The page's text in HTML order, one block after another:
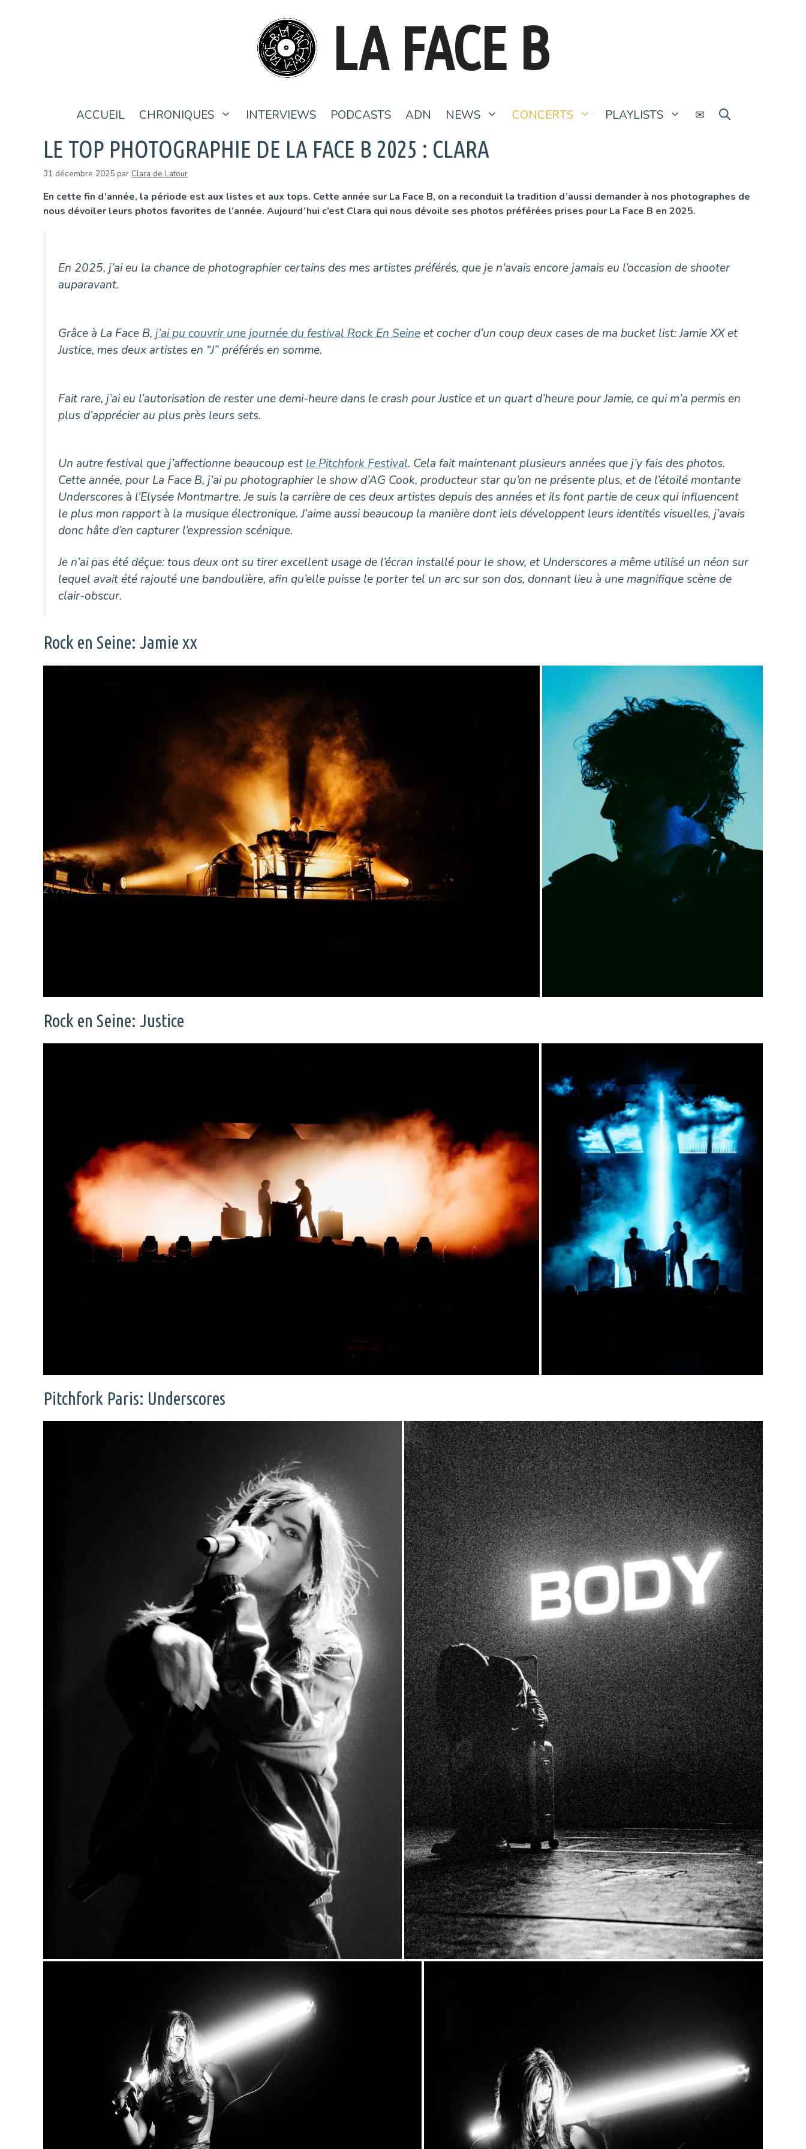
LA FACE B
ACCUEIL CHRONIQUES INTERVIEWS PODCASTS ADN NEWS CONCERTS PLAYLISTS ✉
LE TOP PHOTOGRAPHIE DE LA FACE B 2025 : CLARA
31 décembre 2025 par Clara de Latour
En cette fin d’année, la période est aux listes et aux tops. Cette année sur La Face B, on a reconduit la tradition d’aussi demander à nos photographes de
nous dévoiler leurs photos favorites de l’année. Aujourd’hui c’est Clara qui nous dévoile ses photos préférées prises pour La Face B en 2025.
En 2025, j’ai eu la chance de photographier certains des mes artistes préférés, que je n’avais encore jamais eu l’occasion de shooter
auparavant.
Grâce à La Face B, j’ai pu couvrir une journée du festival Rock En Seineet cocher d’un coup deux cases de ma bucket list: Jamie XX et
Justice, mes deux artistes en “J” préférés en somme.
Fait rare, j’ai eu l’autorisation de rester une demi-heure dans le crash pour Justice et un quart d’heure pour Jamie, ce qui m’a permis en
plus d’apprécier au plus près leurs sets.
Un autre festival que j’affectionne beaucoup estle Pitchfork Festival. Cela fait maintenant plusieurs années que j’y fais des photos.
Cette année, pour La Face B, j’ai pu photographier le show d’AG Cook, producteur star qu’on ne présente plus, et de l’étoilé montante
Underscores à l’Elysée Montmartre. Je suis la carrière de ces deux artistes depuis des années et ils font partie de ceux qui influencent
le plus mon rapport à la musique électronique. J’aime aussi beaucoup la manière dont iels développent leurs identités visuelles, j’avais
donc hâte d’en capturer l’expression scénique.
Je n’ai pas été déçue: tous deux ont su tirer excellent usage de l’écran installé pour le show, et Underscores a même utilisé un néon sur
lequel avait été rajouté une bandoulière, afin qu’elle puisse le porter tel un arc sur son dos, donnant lieu à une magnifique scène de
clair-obscur.
Rock en Seine: Jamie xx
Rock en Seine: Justice
Pitchfork Paris: Underscores